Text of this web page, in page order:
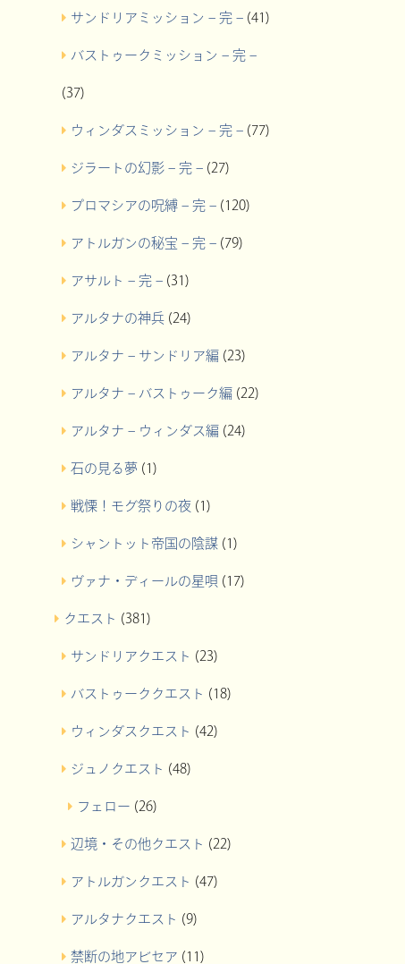
サンドリアミッション – 完 –(41)
バストゥークミッション – 完 –
(37)
ウィンダスミッション – 完 –(77)
ジラートの幻影 – 完 –(27)
プロマシアの呪縛 – 完 –(120)
アトルガンの秘宝 – 完 –(79)
アサルト – 完 –(31)
アルタナの神兵(24)
アルタナ – サンドリア編 (23)
アルタナ – バストゥーク編 (22)
アルタナ – ウィンダス編 (24)
石の見る夢 (1)
戦慄！モグ祭りの夜(1)
シャントット帝国の陰謀(1)
ヴァナ・ディールの星唄 (17)
クエスト (381)
サンドリアクエスト (23)
バストゥーククエスト (18)
ウィンダスクエスト (42)
ジュノクエスト (48)
フェロー (26)
辺境・その他クエスト (22)
アトルガンクエスト (47)
アルタナクエスト (9)
禁断の地アビセア (11)